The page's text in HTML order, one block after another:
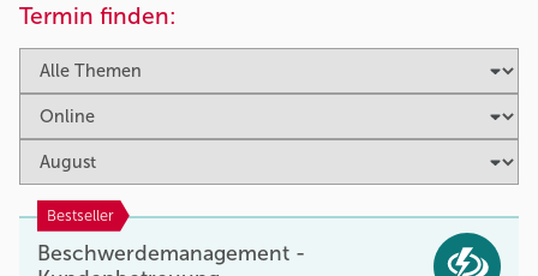
Termin finden:
Bestseller
Beschwerdemanagement -